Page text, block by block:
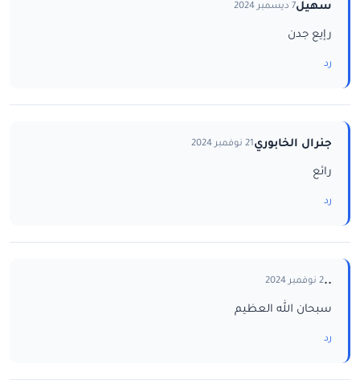
سهيل7 ديسمبر 2024
رإيع جدن
رد
جنرال الخابوري21 نوفمبر 2024
رائع
رد
..2 نوفمبر 2024
سبحان الله العظيم
رد